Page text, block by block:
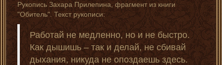
Рукопись Захара Прилепина, фрагмент из книги
"Обитель". Текст рукописи:
Работай не медленно, но и не быстро.
Как дышишь – так и делай, не сбивай
дыхания, никуда не опоздаешь здесь.